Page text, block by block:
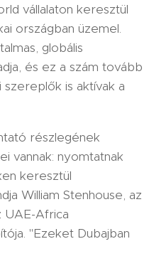
vállalaton keresztül
országban üzemel.
globális
és ez a szám tovább
szereplők is aktívak a
részlegének
vannak: nyomtatnak
keresztül
William Stenhouse, az
UAE-Africa
"Ezeket Dubajban